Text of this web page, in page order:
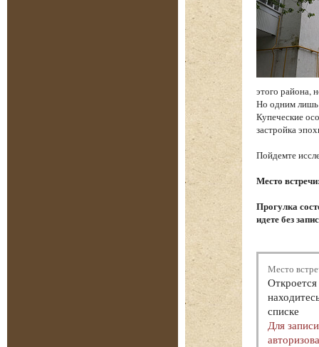
этого района,
Но одним лишь
Купеческие
застройка
Пойдемте
Место
Прогулка
идете без
Место
списке
Для